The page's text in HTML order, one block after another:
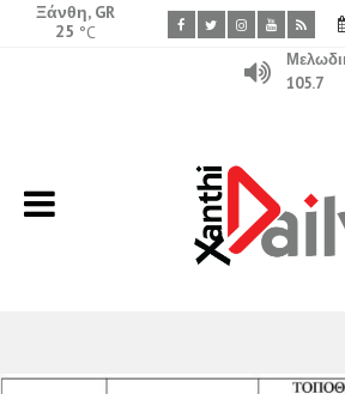
Ξάνθη, GR
25 °C
105.7